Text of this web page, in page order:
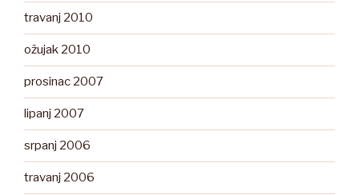
travanj 2010
ožujak 2010
prosinac 2007
lipanj 2007
srpanj 2006
travanj 2006